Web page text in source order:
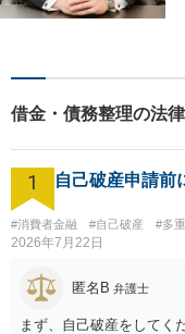
駅
所
借金・債務整理の法
1 自己破産申請前
#消費者金融 #自己破産 #多
2026年7月22日
匿名B 弁護士
まず、自己破産をしてく